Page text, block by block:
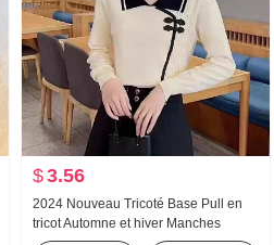
$3.56
2024 Nouveau Tricoté Base Pull en
tricot Automne et hiver Manches